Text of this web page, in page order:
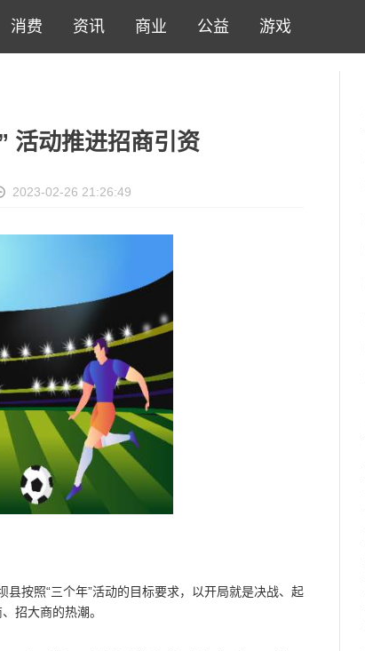
消费 资讯 商业 公益 游戏
活动推进招商引资
2023-02-26 21:26:49
县按照“三个年”活动的目标要求，以开局就是决战、起
招大商的热潮。